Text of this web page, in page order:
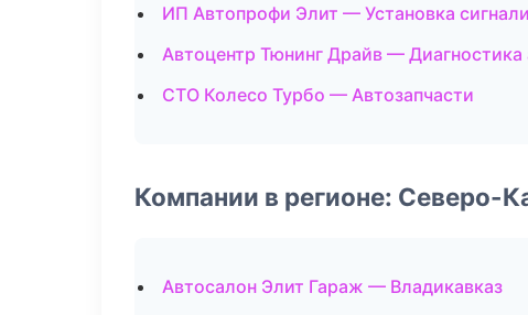
ИП Автопрофи Элит — Установка
Автоцентр Тюнинг Драйв — Диагностика
СТО Колесо Турбо — Автозапчасти
Компании в регионе: Северо-
Автосалон Элит Гараж — Владикавказ